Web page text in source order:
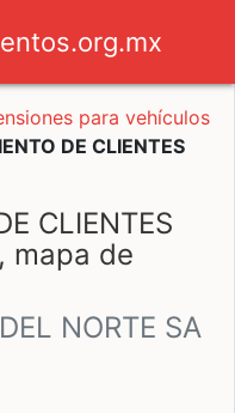
para vehículos
DE CLIENTES
CLIENTES
mapa de
NORTE SA